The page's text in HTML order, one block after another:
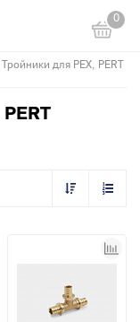
0
Тройники для PEX, PERT